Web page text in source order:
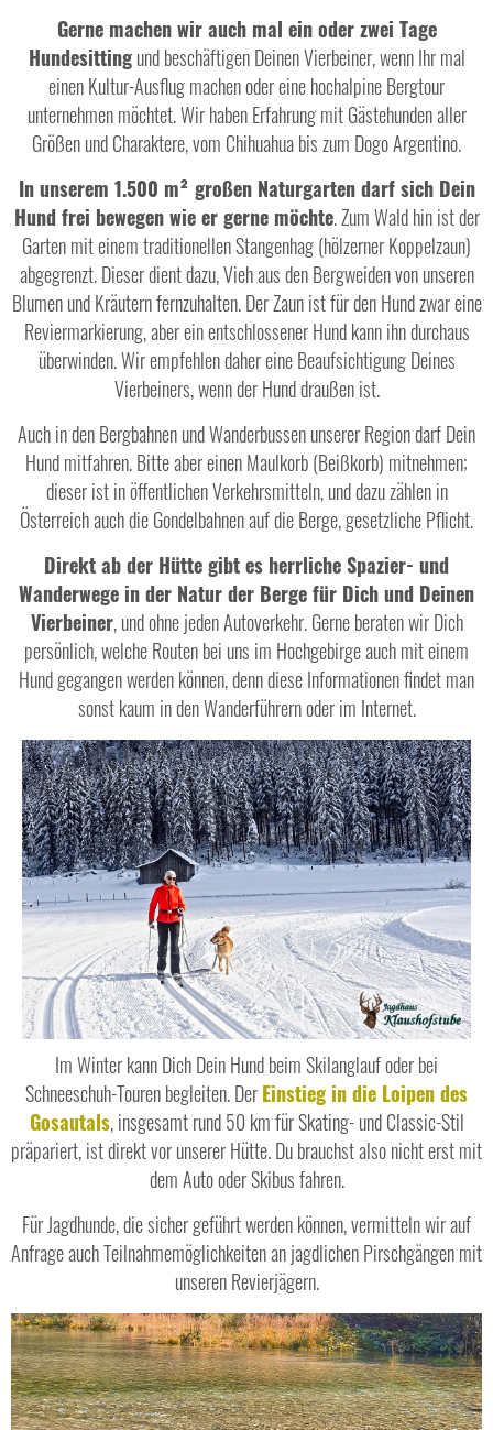
Gerne machen wir auch mal ein oder zwei Tage
Hundesittingund beschäftigen Deinen Vierbeiner, wenn Ihr mal
einen Kultur-Ausflug machen oder eine hochalpine Bergtour
unternehmen möchtet. Wir haben Erfahrung mit Gästehunden aller
Größen und Charaktere, vom Chihuahua bis zum Dogo Argentino.
In unserem 1.500 m² großen Naturgarten darf sich Dein
Hund frei bewegen wie er gerne möchte. Zum Wald hin ist der
Garten mit einem traditionellen Stangenhag (hölzerner Koppelzaun)
abgegrenzt. Dieser dient dazu, Vieh aus den Bergweiden von unseren
Blumen und Kräutern fernzuhalten. Der Zaun ist für den Hund zwar eine
Reviermarkierung, aber ein entschlossener Hund kann ihn durchaus
überwinden. Wir empfehlen daher eine Beaufsichtigung Deines
Vierbeiners, wenn der Hund draußen ist.
Auch in den Bergbahnen und Wanderbussen unserer Region darf Dein
Hund mitfahren. Bitte aber einen Maulkorb (Beißkorb) mitnehmen;
dieser ist in öffentlichen Verkehrsmitteln, und dazu zählen in
Österreich auch die Gondelbahnen auf die Berge, gesetzliche Pflicht.
Direkt ab der Hütte gibt es herrliche Spazier- und
Wanderwege in der Natur der Berge für Dich und Deinen
Vierbeiner, und ohne jeden Autoverkehr. Gerne beraten wir Dich
persönlich, welche Routen bei uns im Hochgebirge auch mit einem
Hund gegangen werden können, denn diese Informationen findet man
sonst kaum in den Wanderführern oder im Internet.
Im Winter kann Dich Dein Hund beim Skilanglauf oder bei
Schneeschuh-Touren begleiten. DerEinstieg in die Loipen des
Gosautals, insgesamt rund 50 km für Skating- und Classic-Stil
präpariert, ist direkt vor unserer Hütte. Du brauchst also nicht erst mit
dem Auto oder Skibus fahren.
Für Jagdhunde, die sicher geführt werden können, vermitteln wir auf
Anfrage auch Teilnahmemöglichkeiten an jagdlichen Pirschgängen mit
unseren Revierjägern.